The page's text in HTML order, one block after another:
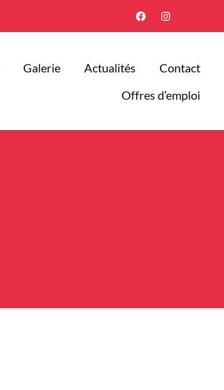
Galerie Actualités
Contact
Offres d’emploi